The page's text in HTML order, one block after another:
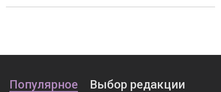
Популярное Выбор редакции